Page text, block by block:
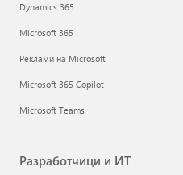
Dynamics 365
Microsoft 365
Реклами на Microsoft
Microsoft 365 Copilot
Microsoft Teams
Разработчици и ИТ